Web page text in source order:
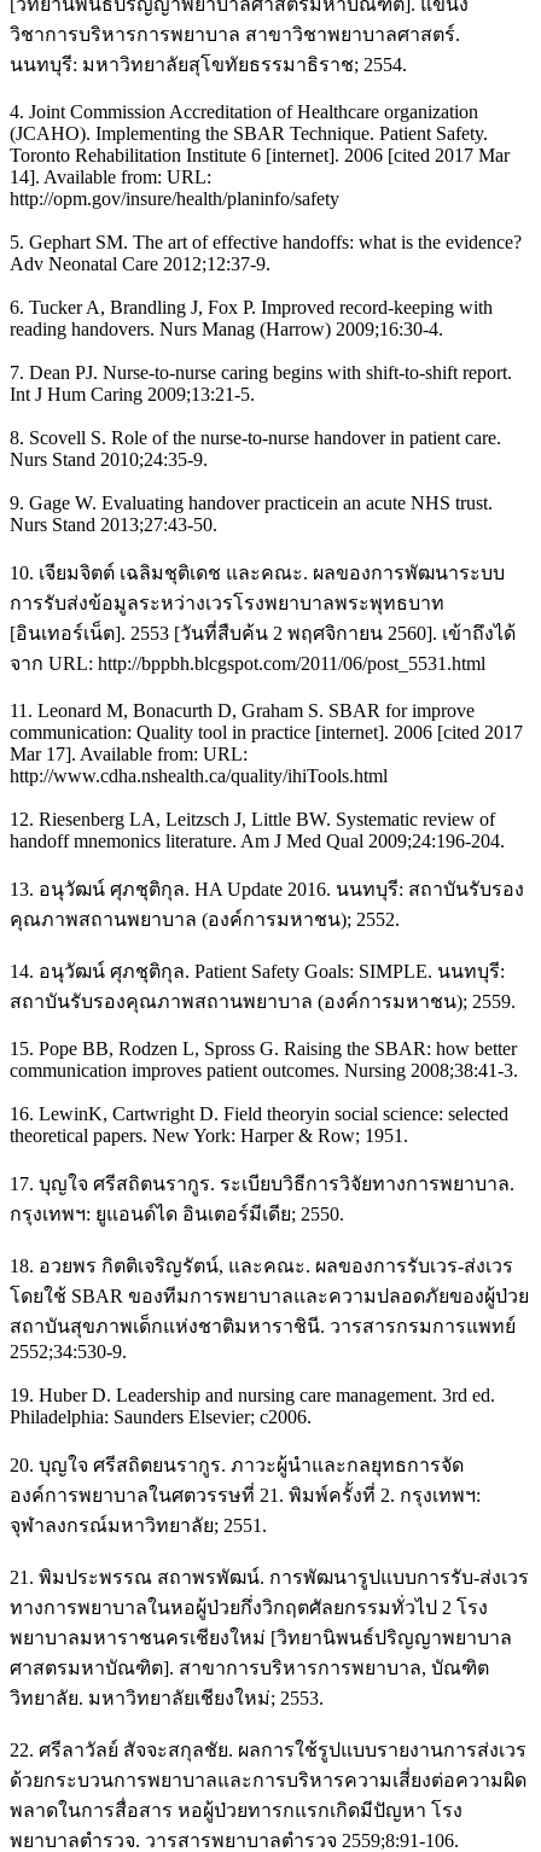
วิชาการบริหารการพยาบาล สาขาวิชาพยาบาลศาสตร์.
นนทบุรี: มหาวิทยาลัยสุโขทัยธรรมาธิราช; 2554.
4. Joint Commission Accreditation of Healthcare organization
(JCAHO). Implementing the SBAR Technique. Patient Safety.
Toronto Rehabilitation Institute 6 [internet]. 2006 [cited 2017 Mar
14]. Available from: URL:
http://opm.gov/insure/health/planinfo/safety
5. Gephart SM. The art of effective handoffs: what is the evidence?
Adv Neonatal Care 2012;12:37-9.
6. Tucker A, Brandling J, Fox P. Improved record-keeping with
reading handovers. Nurs Manag (Harrow) 2009;16:30-4.
7. Dean PJ. Nurse-to-nurse caring begins with shift-to-shift report.
Int J Hum Caring 2009;13:21-5.
8. Scovell S. Role of the nurse-to-nurse handover in patient care.
Nurs Stand 2010;24:35-9.
9. Gage W. Evaluating handover practicein an acute NHS trust.
Nurs Stand 2013;27:43-50.
10. เจียมจิตต์ เฉลิมชุติเดช และคณะ. ผลของการพัฒนาระบบ
การรับส่งข้อมูลระหว่างเวรโรงพยาบาลพระพุทธบาท
[อินเทอร์เน็ต]. 2553 [วันที่สืบค้น 2 พฤศจิกายน 2560]. เข้าถึงได้
จาก URL: http://bppbh.blcgspot.com/2011/06/post_5531.html
11. Leonard M, Bonacurth D, Graham S. SBAR for improve
communication: Quality tool in practice [internet]. 2006 [cited 2017
Mar 17]. Available from: URL:
http://www.cdha.nshealth.ca/quality/ihiTools.html
12. Riesenberg LA, Leitzsch J, Little BW. Systematic review of
handoff mnemonics literature. Am J Med Qual 2009;24:196-204.
13. อนุวัฒน์ ศุภชุติกุล. HA Update 2016. นนทบุรี: สถาบันรับรอง
คุณภาพสถานพยาบาล (องค์การมหาชน); 2552.
14. อนุวัฒน์ ศุภชุติกุล. Patient Safety Goals: SIMPLE. นนทบุรี:
สถาบันรับรองคุณภาพสถานพยาบาล (องค์การมหาชน); 2559.
15. Pope BB, Rodzen L, Spross G. Raising the SBAR: how better
communication improves patient outcomes. Nursing 2008;38:41-3.
16. LewinK, Cartwright D. Field theoryin social science: selected
theoretical papers. New York: Harper & Row; 1951.
17. บุญใจ ศรีสถิตนรากูร. ระเบียบวิธีการวิจัยทางการพยาบาล.
กรุงเทพฯ: ยูแอนด์ได อินเตอร์มีเดีย; 2550.
18. อวยพร กิตติเจริญรัตน์, และคณะ. ผลของการรับเวร-ส่งเวร
โดยใช้ SBAR ของทีมการพยาบาลและความปลอดภัยของผู้ป่วย
สถาบันสุขภาพเด็กแห่งชาติมหาราชินี. วารสารกรมการแพทย์
2552;34:530-9.
19. Huber D. Leadership and nursing care management. 3rd ed.
Philadelphia: Saunders Elsevier; c2006.
20. บุญใจ ศรีสถิตยนรากูร. ภาวะผู้นำและกลยุทธการจัด
องค์การพยาบาลในศตวรรษที่ 21. พิมพ์ครั้งที่ 2. กรุงเทพฯ:
จุฬาลงกรณ์มหาวิทยาลัย; 2551.
21. พิมประพรรณ สถาพรพัฒน์. การพัฒนารูปแบบการรับ-ส่งเวร
ทางการพยาบาลในหอผู้ป่วยกึ่งวิกฤตศัลยกรรมทั่วไป 2 โรง
พยาบาลมหาราชนครเชียงใหม่ [วิทยานิพนธ์ปริญญาพยาบาล
ศาสตรมหาบัณฑิต]. สาขาการบริหารการพยาบาล, บัณฑิต
วิทยาลัย. มหาวิทยาลัยเชียงใหม่; 2553.
22. ศรีลาวัลย์ สัจจะสกุลชัย. ผลการใช้รูปแบบรายงานการส่งเวร
ด้วยกระบวนการพยาบาลและการบริหารความเสี่ยงต่อความผิด
พลาดในการสื่อสาร หอผู้ป่วยทารกแรกเกิดมีปัญหา โรง
พยาบาลตำรวจ. วารสารพยาบาลตำรวจ 2559;8:91-106.